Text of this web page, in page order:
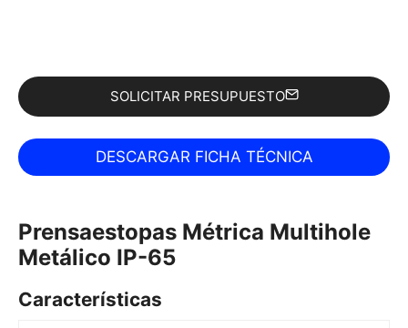
SOLICITAR PRESUPUESTO
Prensaestopas Métrica Multihole
Metálico IP-65
Características